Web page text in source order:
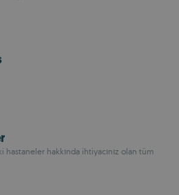
hastaneler hakkında ihtiyacınız olan tüm